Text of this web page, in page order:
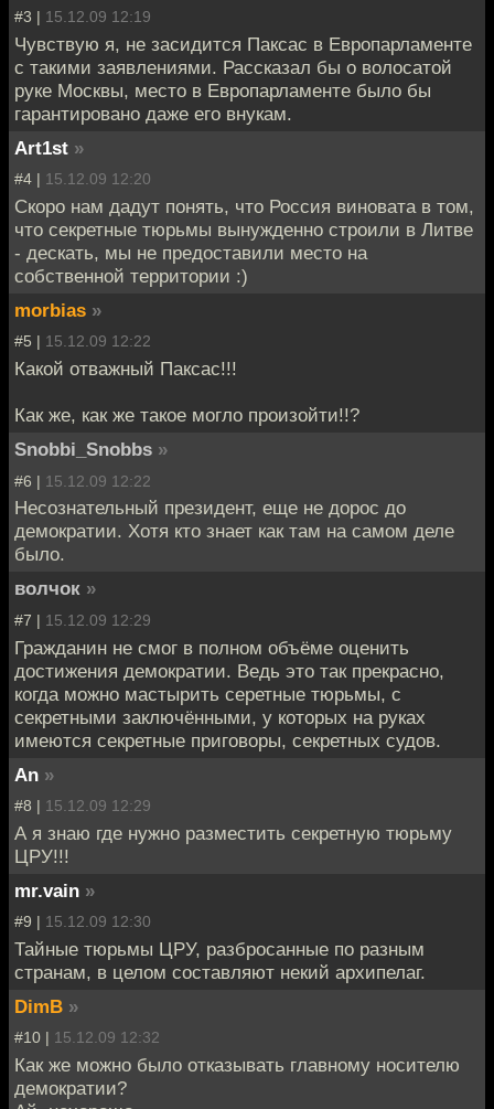
#3 | 15.12.09 12:19
Чувствую я, не засидится Паксас в Европарламенте
с такими заявлениями. Рассказал бы о волосатой
руке Москвы, место в Европарламенте было бы
гарантировано даже его внукам.
Art1st »
#4 | 15.12.09 12:20
Скоро нам дадут понять, что Россия виновата в том,
что секретные тюрьмы вынужденно строили в Литве
- дескать, мы не предоставили место на
собственной территории :)
morbias »
#5 | 15.12.09 12:22
Какой отважный Паксас!!!
Как же, как же такое могло произойти!!?
Snobbi_Snobbs »
#6 | 15.12.09 12:22
Несознательный президент, еще не дорос до
демократии. Хотя кто знает как там на самом деле
было.
волчок »
#7 | 15.12.09 12:29
Гражданин не смог в полном объёме оценить
достижения демократии. Ведь это так прекрасно,
когда можно мастырить серетные тюрьмы, с
секретными заключёнными, у которых на руках
имеются секретные приговоры, секретных судов.
An »
#8 | 15.12.09 12:29
А я знаю где нужно разместить секретную тюрьму
ЦРУ!!!
mr.vain »
#9 | 15.12.09 12:30
Тайные тюрьмы ЦРУ, разбросанные по разным
странам, в целом составляют некий архипелаг.
DimB »
#10 | 15.12.09 12:32
Как же можно было отказывать главному носителю
демократии?